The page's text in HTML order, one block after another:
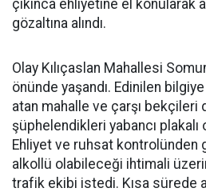
çıkınca ehliyetine el konularak
gözaltına alındı.
Olay Kılıçaslan Mahallesi
önünde yaşandı. Edinilen
atan mahalle ve çarşı bekçileri
şüphelendikleri yabancı
Ehliyet ve ruhsat kontrolünden
alkollü olabileceği ihtimali
trafik ekibi istedi. Kısa sürede